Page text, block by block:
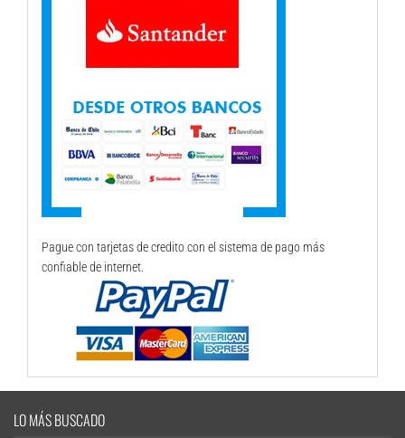
Pague con tarjetas de credito con el sistema de pago más
confiable de internet.
LO MÁS BUSCADO